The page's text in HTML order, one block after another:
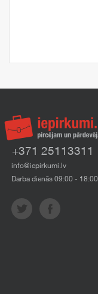
+371 25113311
info@iepirkumi.lv
Darba dienās 09:00 - 18:00